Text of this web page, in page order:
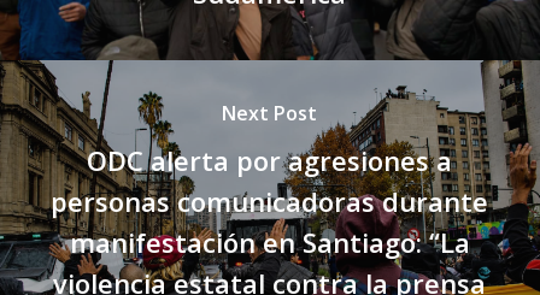
Next Post
ODC alerta por agresiones a
personas comunicadoras durante
manifestación en Santiago: “La
violencia estatal contra la prensa